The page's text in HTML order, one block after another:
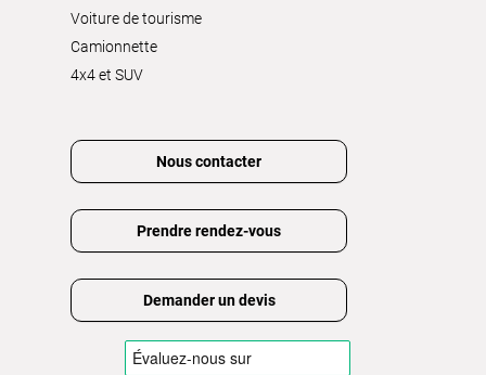
Voiture de tourisme
Camionnette
4x4 et SUV
Nous contacter
Prendre rendez-vous
Demander un devis